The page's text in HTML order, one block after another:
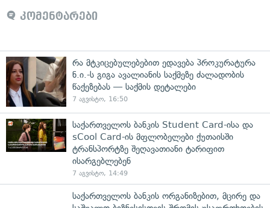
კომენტარები
რა მტკიცებულებებით ედავება პროკურატურა
ნ.ი.-ს გიგა ავალიანის საქმეზე ძალადობის
წაქეზებას — საქმის დეტალები
7 აგვისტო, 16:50
საქართველოს ბანკის Student Card-ისა და
sCool Card-ის მფლობელები ქუთაისში
ტრანსპორტზე შეღავათიანი ტარიფით
ისარგებლებენ
7 აგვისტო, 14:49
საქართველოს ბანკის ორგანიზებით, მცირე და